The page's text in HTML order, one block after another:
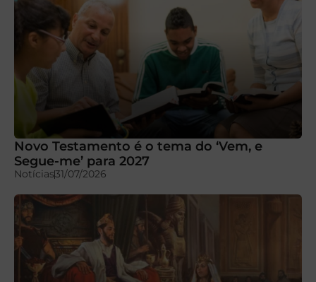
Novo Testamento é o tema do ‘Vem, e
Segue-me’ para 2027
Notícias31/07/2026